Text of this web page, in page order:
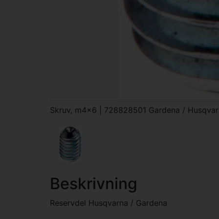
Skruv, m4x6 | 728828501 Gardena /
Beskrivning
Reservdel Husqvarna / Gardena